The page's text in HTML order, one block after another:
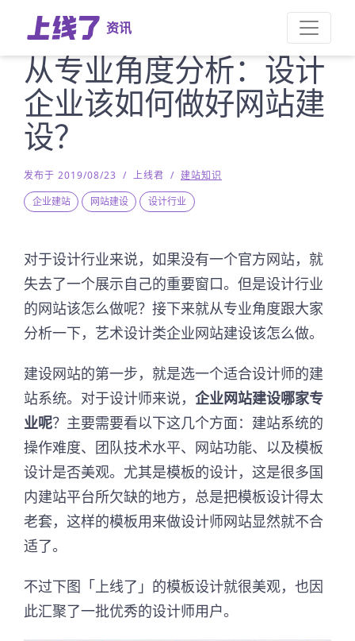
资讯
从专业角度分析：设计
企业该如何做好网站建
设？
发布于 2019/08/23 / 上线君 / 建站知识
企业建站
网站建设 设计行业
对于设计行业来说，如果没有一个官方网站，就
失去了一个展示自己的重要窗口。但是设计行业
的网站该怎么做呢？接下来就从专业角度跟大家
分析一下，艺术设计类企业网站建设该怎么做。
建设网站的第一步，就是选一个适合设计师的建
站系统。对于设计师来说， 企业网站建设哪家专
业呢？主要需要看以下这几个方面：建站系统的
操作难度、团队技术水平、网站功能、以及模板
设计是否美观。尤其是模板的设计，这是很多国
内建站平台所欠缺的地方，总是把模板设计得太
老套，这样的模板用来做设计师网站显然就不合
适了。
不过下图「上线了」的模板设计就很美观，也因
此汇聚了一批优秀的设计师用户。